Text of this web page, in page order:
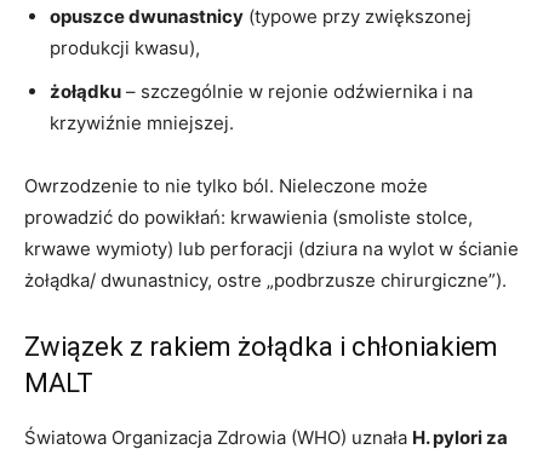
opuszce dwunastnicy (typowe przy zwiększonej
produkcji kwasu),
żołądku – szczególnie w rejonie odźwiernika i na
krzywiźnie mniejszej.
Owrzodzenie to nie tylko ból. Nieleczone może
prowadzić do powikłań: krwawienia (smoliste stolce,
krwawe wymioty) lub perforacji (dziura na wylot w ścianie
żołądka/ dwunastnicy, ostre „podbrzusze chirurgiczne”).
Związek z rakiem żołądka i chłoniakiem
MALT
Światowa Organizacja Zdrowia (WHO) uznała H. pylori za